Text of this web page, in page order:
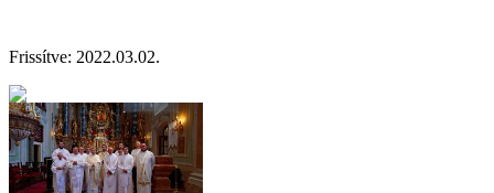
Frissítve: 2022.03.02.